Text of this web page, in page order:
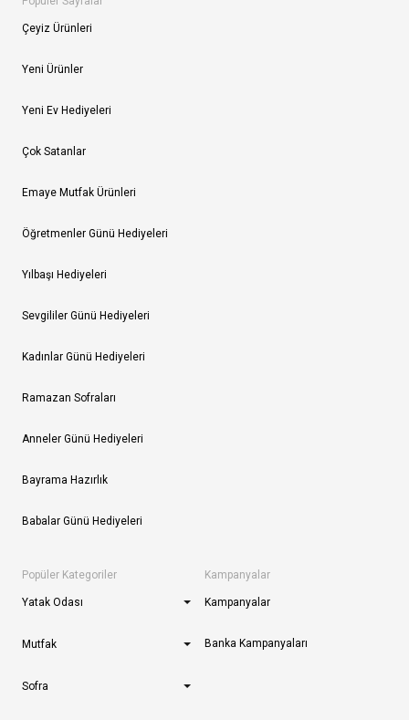
Çeyiz Ürünleri
Yeni Ürünler
Yeni Ev Hediyeleri
Çok Satanlar
Emaye Mutfak Ürünleri
Öğretmenler Günü Hediyeleri
Yılbaşı Hediyeleri
Sevgililer Günü Hediyeleri
Kadınlar Günü Hediyeleri
Ramazan Sofraları
Anneler Günü Hediyeleri
Bayrama Hazırlık
Babalar Günü Hediyeleri
Popüler Kategoriler
Yatak Odası
Mutfak
Sofra
Kampanyalar
Kampanyalar
Banka Kampanyaları